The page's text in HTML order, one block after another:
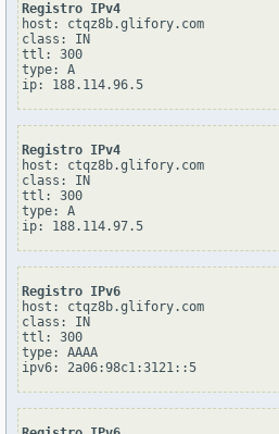
Registro IPv4
host: ctqz8b.glifory.com
class: IN
ttl: 300
type: A
ip: 188.114.96.5
Registro IPv4
host: ctqz8b.glifory.com
class: IN
ttl: 300
type: A
ip: 188.114.97.5
Registro IPv6
host: ctqz8b.glifory.com
class: IN
ttl: 300
type: AAAA
ipv6: 2a06:98c1:3121::5